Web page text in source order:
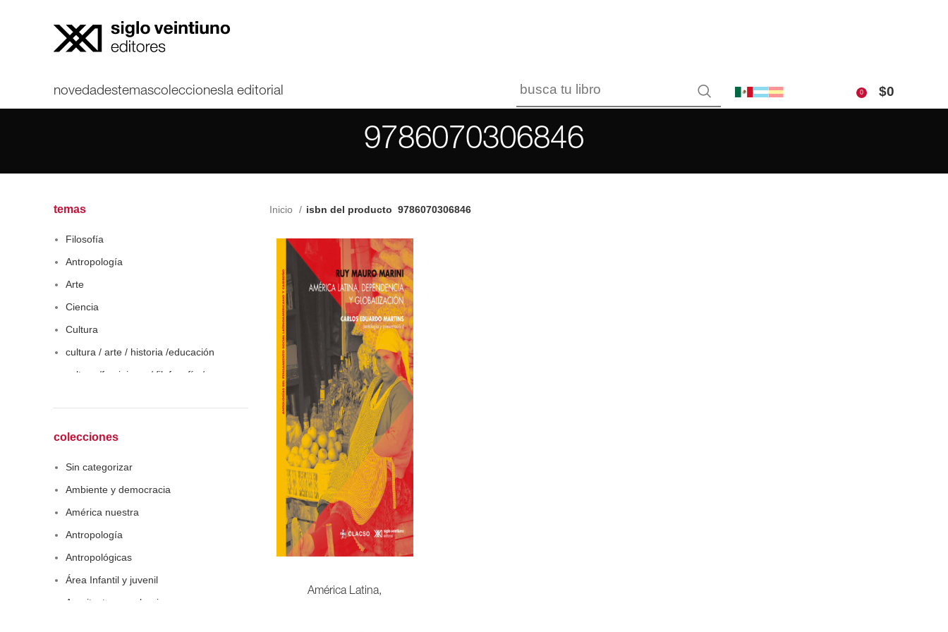
novedadestemascolecciones la editorial 0 $0
9786070306846
temas
Filosofía
Antropología
Arte
Ciencia
Cultura
cultura / arte / historia /educación
cultura /feminismo / filofosofía /
Economía
colecciones
Sin categorizar
Ambiente y democracia
América nuestra
Antropología
Antropológicas
Área Infantil y juvenil
Arquitectura y urbanismo
Inicio isbn del producto 9786070306846
América Latina,